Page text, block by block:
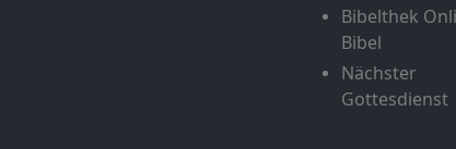
Bibelthek
Bibel
Nächster
Gottesdienst